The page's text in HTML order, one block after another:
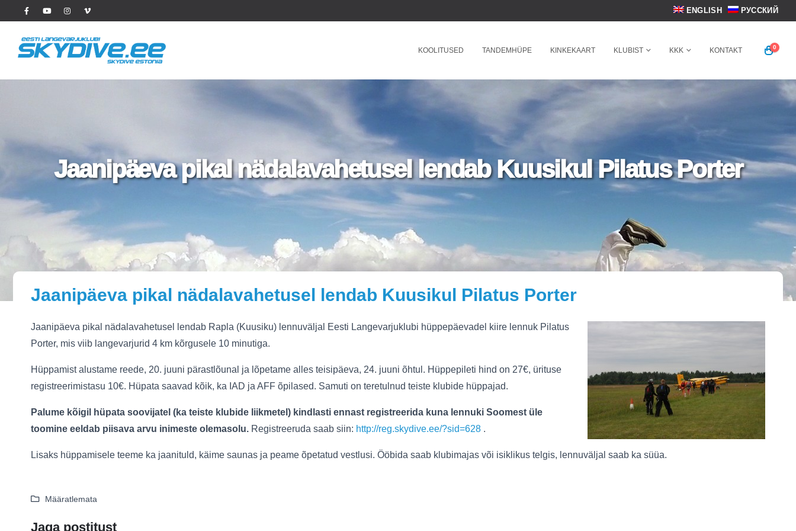
ENGLISH РУССКИЙ
KOOLITUSED TANDEMHÜPE KINKEKAART KLUBIST KKK KONTAKT 0
Jaanipäeva pikal nädalavahetusel lendab Kuusikul Pilatus Porter
Jaanipäeva pikal nädalavahetusel lendab Kuusikul Pilatus Porter
Jaanipäeva pikal nädalavahetusel lendab Rapla (Kuusiku) lennuväljal Eesti Langevarjuklubi hüppepäevadel kiire lennuk Pilatus
Porter, mis viib langevarjurid 4 km kõrgusele 10 minutiga.
Hüppamist alustame reede, 20. juuni pärastlõunal ja lõpetame alles teisipäeva, 24. juuni õhtul. Hüppepileti hind on 27€, ürituse
registreerimistasu 10€. Hüpata saavad kõik, ka IAD ja AFF õpilased. Samuti on teretulnud teiste klubide hüppajad.
Palume kõigil hüpata soovijatel (ka teiste klubide liikmetel) kindlasti ennast registreerida kuna lennuki Soomest üle
toomine eeldab piisava arvu inimeste olemasolu. Registreeruda saab siin: http://reg.skydive.ee/?sid=628 .
Lisaks hüppamisele teeme ka jaanituld, käime saunas ja peame õpetatud vestlusi. Ööbida saab klubimajas või isiklikus telgis, lennuväljal saab ka süüa.
Määratlemata
Jaga postitust